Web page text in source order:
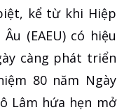
kể từ khi Hiệp
(EAEU) có hiệu
càng phát triển
80 năm Ngày
Lâm hứa hẹn mở